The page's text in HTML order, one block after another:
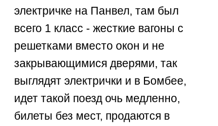
электричке на Панвел, там был
всего 1 класс - жесткие вагоны с
решетками вместо окон и не
закрывающимися дверями, так
выглядят электрички и в Бомбее,
идет такой поезд очь медленно,
билеты без мест, продаются в